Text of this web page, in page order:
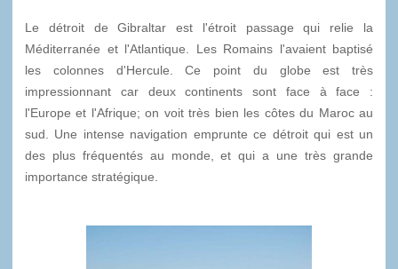
Le détroit de Gibraltar est l'étroit passage qui relie la
Méditerranée et l'Atlantique. Les Romains l'avaient baptisé
les colonnes d'Hercule. Ce point du globe est très
impressionnant car deux continents sont face à face :
l'Europe et l'Afrique; on voit très bien les côtes du Maroc au
sud. Une intense navigation emprunte ce détroit qui est un
des plus fréquentés au monde, et qui a une très grande
importance stratégique.